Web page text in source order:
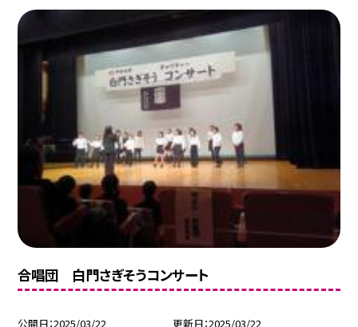
合唱団 白門さぎそうコンサート
公開日 2025/03/22 更新日 2025/03/22